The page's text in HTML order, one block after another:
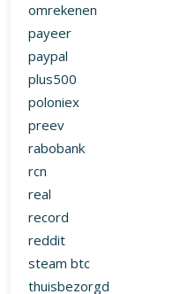
omrekenen
payeer
paypal
plus500
poloniex
preev
rabobank
rcn
real
record
reddit
steam btc
thuisbezorgd